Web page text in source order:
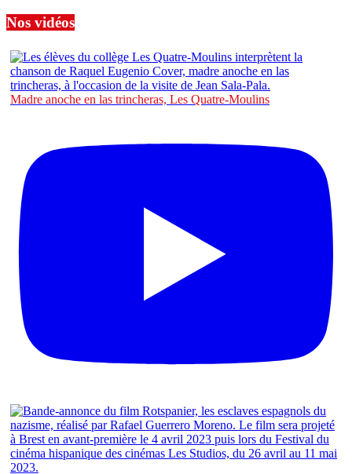
Nos vidéos
Madre anoche en las trincheras, Les Quatre-Moulins